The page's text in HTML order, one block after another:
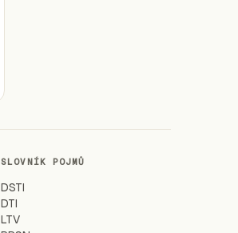
SLOVNÍK POJMŮ
DSTI
DTI
LTV